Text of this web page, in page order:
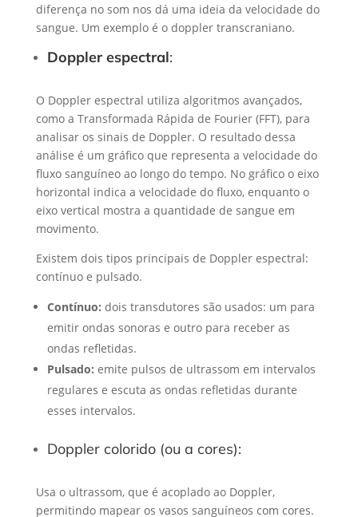
diferença no som nos dá uma ideia da velocidade do
sangue. Um exemplo é o doppler transcraniano.
Doppler espectral:
O Doppler espectral utiliza algoritmos avançados,
como a Transformada Rápida de Fourier (FFT), para
analisar os sinais de Doppler. O resultado dessa
análise é um gráfico que representa a velocidade do
fluxo sanguíneo ao longo do tempo. No gráfico o eixo
horizontal indica a velocidade do fluxo, enquanto o
eixo vertical mostra a quantidade de sangue em
movimento.
Existem dois tipos principais de Doppler espectral:
contínuo e pulsado.
Contínuo: dois transdutores são usados: um para
emitir ondas sonoras e outro para receber as
ondas refletidas.
Pulsado: emite pulsos de ultrassom em intervalos
regulares e escuta as ondas refletidas durante
esses intervalos.
Doppler colorido (ou a cores):
Usa o ultrassom, que é acoplado ao Doppler,
permitindo mapear os vasos sanguíneos com cores.